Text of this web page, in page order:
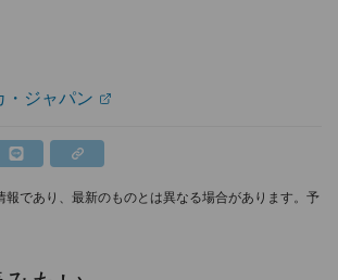
・ジャパン
報であり、最新のものとは異なる場合があります。予